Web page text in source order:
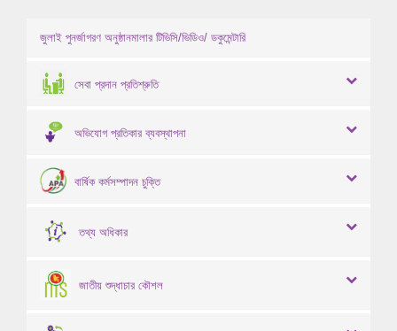
জুলাই পুনর্জাগরণ অনুষ্ঠানমালার টিভিসি/ভিডিও/ ডকুমেন্টারি
সেবা প্রদান প্রতিশ্রুতি
অভিযোগ প্রতিকার ব্যবস্থাপনা
বার্ষিক কর্মসম্পাদন চুক্তি
তথ্য অধিকার
জাতীয় শুদ্ধাচার কৌশল